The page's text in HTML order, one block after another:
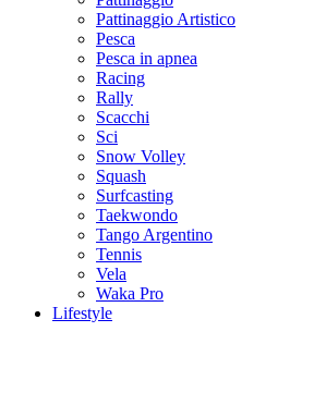
Pattinaggio Artistico
Pesca
Pesca in apnea
Racing
Rally
Scacchi
Sci
Snow Volley
Squash
Surfcasting
Taekwondo
Tango Argentino
Tennis
Vela
Waka Pro
Lifestyle